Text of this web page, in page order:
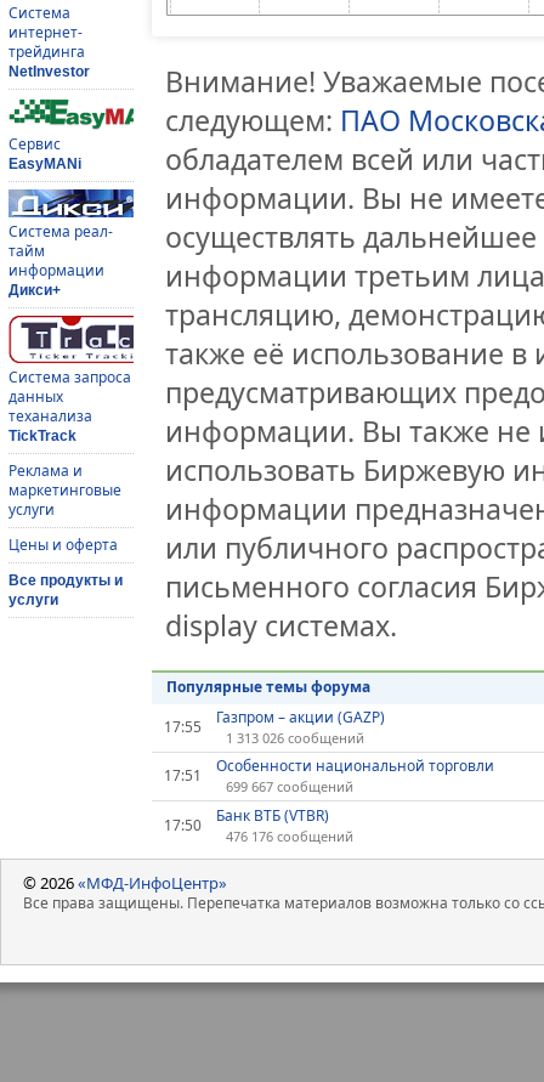
Система
интернет-
трейдинга
NetInvestor
Сервис
EasyMANi
Система реал-
тайм
информации
Дикси+
Система запроса
данных
теханализа
TickTrack
Реклама и
маркетинговые
услуги
Цены и оферта
Все продукты и
услуги
Внимание! Уважаемые
следующем: ПАО
обладателем всей или
информации. Вы не
осуществлять
информации третьим
трансляцию,
также её использование
предусматривающих
информации. Вы также не
использовать Биржевую
информации
или публичного
письменного согласия
display системах.
Популярные темы форума
17:55
Газпром – акции (GAZP)
1 313 026 сообщений
17:51 Особенности национальной торговли
699 667 сообщений
17:50 Банк ВТБ (VTBR)
476 176 сообщений
© 2026«МФД-ИнфоЦентр»
Все права защищены. Перепечатка материалов возможна только со